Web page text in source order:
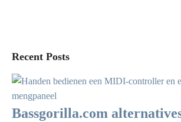
Recent Posts
Bassgorilla.com